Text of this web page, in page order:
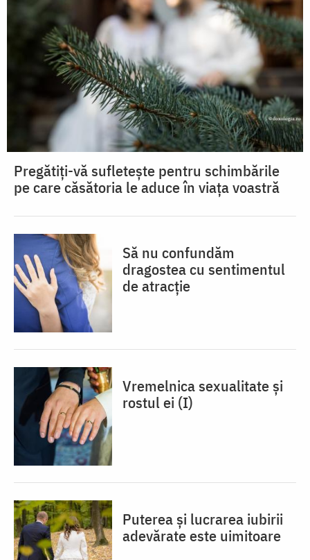
Pregătiți-vă sufletește pentru schimbările
pe care căsătoria le aduce în viața voastră
Să nu confundăm
dragostea cu sentimentul
de atracție
Vremelnica sexualitate și
rostul ei (I)
Puterea și lucrarea iubirii
adevărate este uimitoare